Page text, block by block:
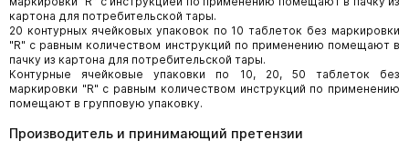
картона для потребительской тары.
20 контурных ячейковых упаковок по 10 таблеток без маркировки
"R" с равным количеством инструкций по применению помещают в
пачку из картона для потребительской тары.
Контурные ячейковые упаковки по 10, 20, 50 таблеток без
маркировки "R" с равным количеством инструкций по применению
помещают в групповую упаковку.
Производитель и принимающий претензии